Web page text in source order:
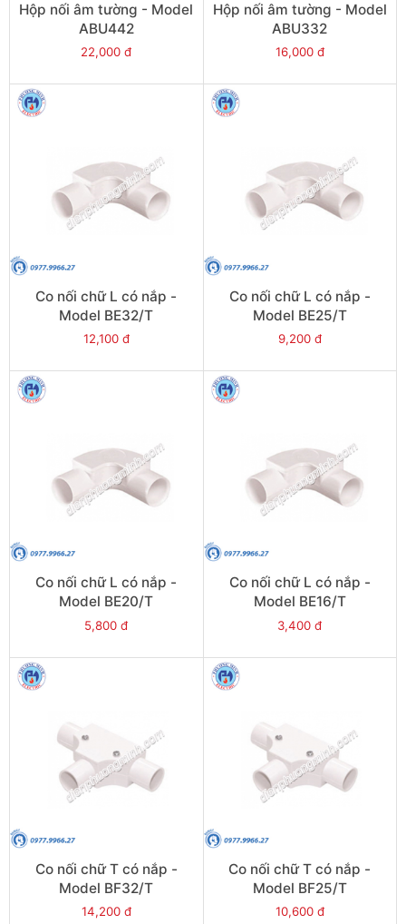
Hộp nối âm tường - Model
ABU442
22,000 đ
Hộp nối âm tường - Model
ABU332
16,000 đ
Co nối chữ L có nắp -
Model BE32/T
12,100 đ
Co nối chữ L có nắp -
Model BE25/T
9,200 đ
Co nối chữ L có nắp -
Model BE20/T
5,800 đ
Co nối chữ L có nắp -
Model BE16/T
3,400 đ
Co nối chữ T có nắp -
Model BF32/T
14,200 đ
Co nối chữ T có nắp -
Model BF25/T
10,600 đ